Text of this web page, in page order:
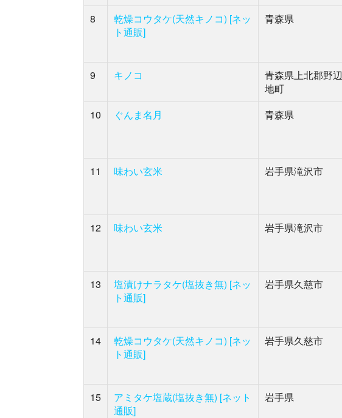
8
乾燥コウタケ(天然キノコ) [ネッ
ト通販]
青森県
9
キノコ
青森県上北郡野辺
地町
10
ぐんま名月 青森県
11
味わい玄米 岩手県滝沢市
12
味わい玄米 岩手県滝沢市
13
塩漬けナラタケ(塩抜き無) [ネッ
ト通販]
岩手県久慈市
14
乾燥コウタケ(天然キノコ) [ネッ
ト通販]
岩手県久慈市
15
アミタケ塩蔵(塩抜き無) [ネット
通販]
岩手県